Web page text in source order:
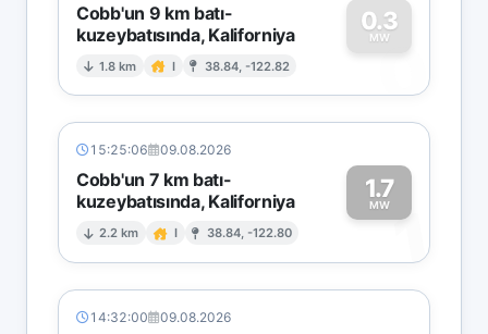
Cobb'un 9 km batı-
kuzeybatısında, Kaliforniya
1.8 km I 38.84, -122.82
0.3
MW
0
15:25:06 09.08.2026
Cobb'un 7 km batı-
kuzeybatısında, Kaliforniya
2.2 km I 38.84, -122.80
1.7
MW1
14:32:00 09.08.2026